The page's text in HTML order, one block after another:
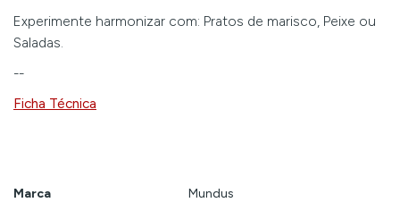
Experimente harmonizar com: Pratos de marisco, Peixe ou
Saladas.
--
Ficha Técnica
Marca
Mundus